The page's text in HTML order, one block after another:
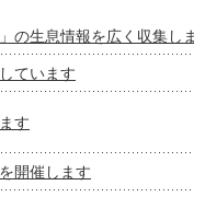
の生息情報を広く収集しま
ています
す
開催します